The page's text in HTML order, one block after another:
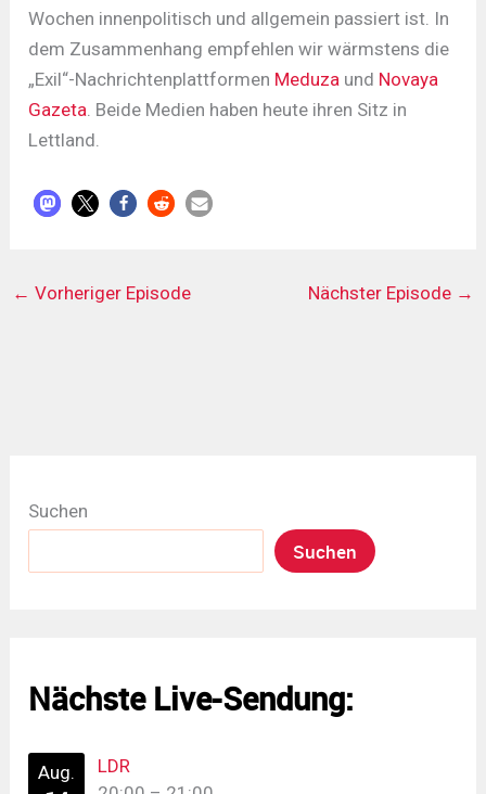
Wochen innenpolitisch und allgemein passiert ist. In
dem Zusammenhang empfehlen wir wärmstens die
„Exil“-Nachrichtenplattformen Meduza und Novaya
Gazeta . Beide Medien haben heute ihren Sitz in
Lettland.
← Vorheriger Episode Nächster Episode →
Suchen
Suchen
Nächste Live-Sendung:
Aug.
LDR